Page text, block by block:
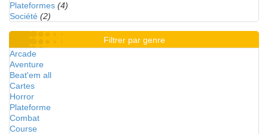
Plateformes (4)
Société (2)
Filtrer par genre
Arcade
Aventure
Beat'em all
Cartes
Horror
Plateforme
Combat
Course